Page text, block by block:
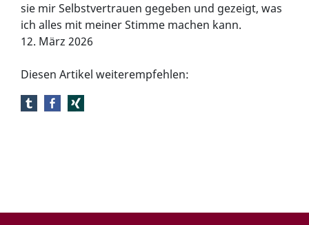
sie mir Selbstvertrauen gegeben und gezeigt, was
ich alles mit meiner Stimme machen kann.
12. März 2026
Diesen Artikel weiterempfehlen: